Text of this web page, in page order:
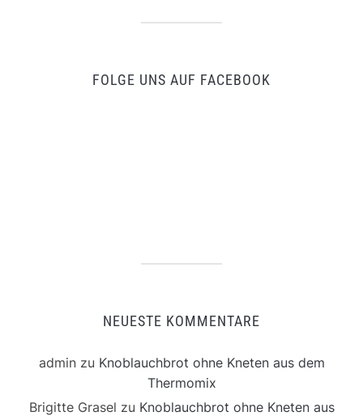
FOLGE UNS AUF FACEBOOK
NEUESTE KOMMENTARE
adminzu Knoblauchbrot ohne Kneten aus dem
Thermomix
Brigitte Grasel zu Knoblauchbrot ohne Kneten aus